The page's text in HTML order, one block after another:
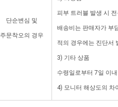
단순변심 및
주문착오의 경우
피부 트러블 발생 시
배송비는 판매자가 부
적의 경우에는 진단서
3) 기타 상품
수령일로부터 7일 이
4) 모니터 해상도의 차